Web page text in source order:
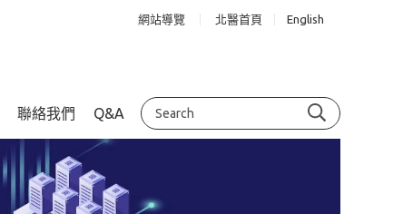
網站導覽 北醫首頁 English
聯絡我們 Q&A